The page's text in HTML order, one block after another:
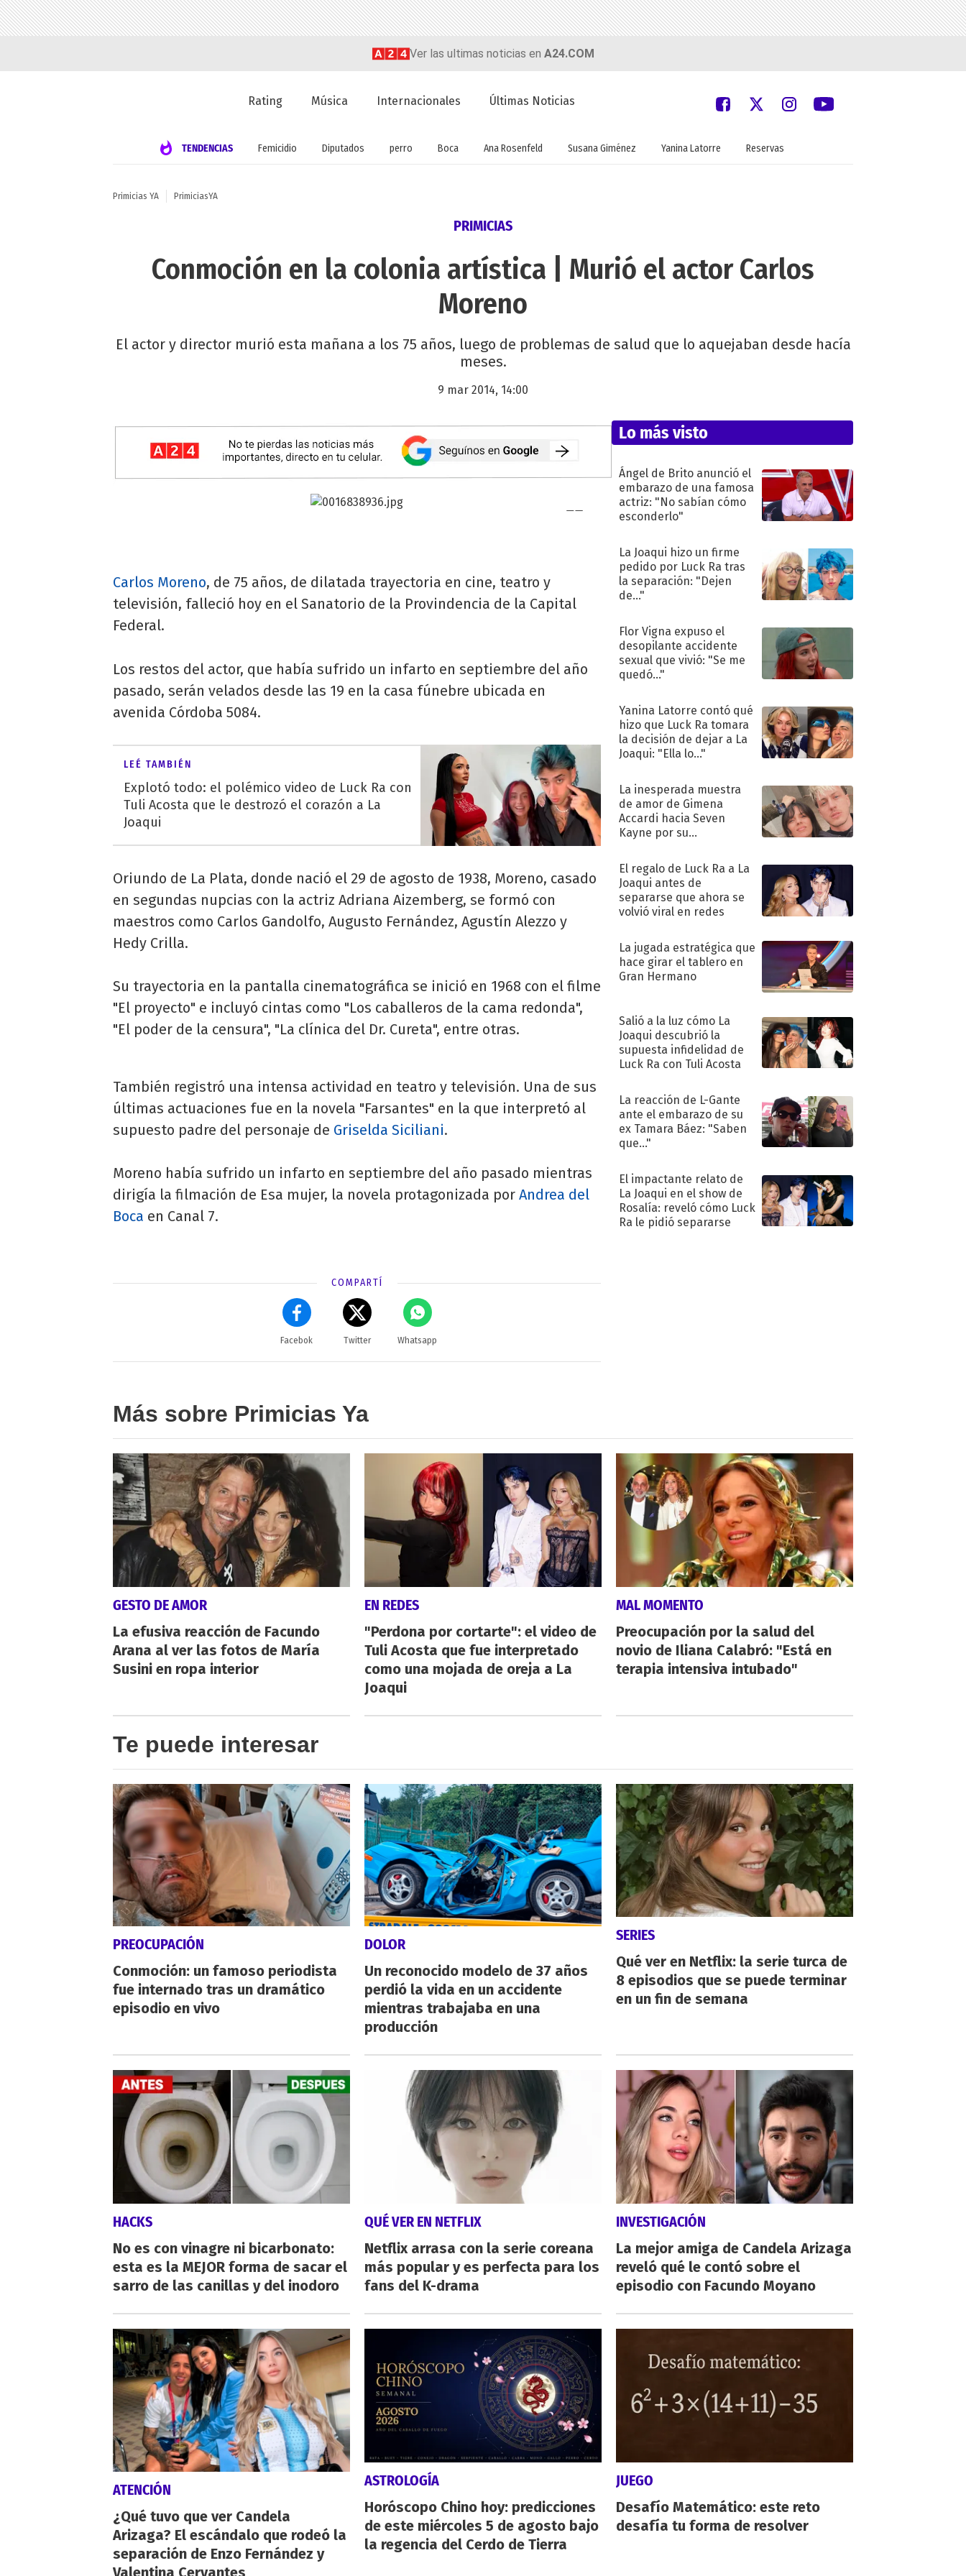
Ver las ultimas noticias en A24.COM
Rating Música Internacionales Últimas Noticias
TENDENCIAS Femicidio Diputados perro Boca Ana Rosenfeld Susana Giménez Yanina Latorre Reservas
Primicias YA PrimiciasYA
PRIMICIAS
Conmoción en la colonia artística | Murió el actor Carlos
Moreno
El actor y director murió esta mañana a los 75 años, luego de problemas de salud que lo aquejaban desde hacía
meses.
9 mar 2014, 14:00
Carlos Moreno, de 75 años, de dilatada trayectoria en cine, teatro y
televisión, falleció hoy en el Sanatorio de la Provindencia de la Capital
Federal.
Los restos del actor, que había sufrido un infarto en septiembre del año
pasado, serán velados desde las 19 en la casa fúnebre ubicada en
avenida Córdoba 5084.
LEÉ TAMBIÉN
Explotó todo: el polémico video de Luck Ra con
Tuli Acosta que le destrozó el corazón a La
Joaqui
Oriundo de La Plata, donde nació el 29 de agosto de 1938, Moreno, casado
en segundas nupcias con la actriz Adriana Aizemberg, se formó con
maestros como Carlos Gandolfo, Augusto Fernández, Agustín Alezzo y
Hedy Crilla.
Su trayectoria en la pantalla cinematográfica se inició en 1968 con el filme
"El proyecto" e incluyó cintas como "Los caballeros de la cama redonda",
"El poder de la censura", "La clínica del Dr. Cureta", entre otras.
También registró una intensa actividad en teatro y televisión. Una de sus
últimas actuaciones fue en la novela "Farsantes" en la que interpretó al
supuesto padre del personaje de Griselda Siciliani.
Moreno había sufrido un infarto en septiembre del año pasado mientras
dirigía la filmación de Esa mujer, la novela protagonizada por Andrea del
Boca en Canal 7.
COMPARTÍ
Facebok Twitter Whatsapp
Lo más visto
Ángel de Brito anunció el
embarazo de una famosa
actriz: "No sabían cómo
esconderlo"
La Joaqui hizo un firme
pedido por Luck Ra tras
la separación: "Dejen
de..."
Flor Vigna expuso el
desopilante accidente
sexual que vivió: "Se me
quedó..."
Yanina Latorre contó qué
hizo que Luck Ra tomara
la decisión de dejar a La
Joaqui: "Ella lo..."
La inesperada muestra
de amor de Gimena
Accardi hacia Seven
Kayne por su
El regalo de Luck Ra a La
Joaqui antes de
separarse que ahora se
volvió viral en redes
La jugada estratégica que
hace girar el tablero en
Gran Hermano
Salió a la luz cómo La
Joaqui descubrió la
supuesta infidelidad de
Luck Ra con Tuli Acosta
La reacción de L-Gante
ante el embarazo de su
ex Tamara Báez: "Saben
que..."
El impactante relato de
La Joaqui en el show de
Rosalía: reveló cómo Luck
Ra le pidió separarse
Más sobre Primicias Ya
GESTO DE AMOR
La efusiva reacción de Facundo
Arana al ver las fotos de María
Susini en ropa interior
EN REDES
"Perdona por cortarte": el video de
Tuli Acosta que fue interpretado
como una mojada de oreja a La
Joaqui
MAL MOMENTO
Preocupación por la salud del
novio de Iliana Calabró: "Está en
terapia intensiva intubado"
Te puede interesar
PREOCUPACIÓN
Conmoción: un famoso periodista
fue internado tras un dramático
episodio en vivo
DOLOR
Un reconocido modelo de 37 años
perdió la vida en un accidente
mientras trabajaba en una
producción
SERIES
Qué ver en Netflix: la serie turca de
8 episodios que se puede terminar
en un fin de semana
HACKS
No es con vinagre ni bicarbonato:
esta es la MEJOR forma de sacar el
sarro de las canillas y del inodoro
QUÉ VER EN NETFLIX
Netflix arrasa con la serie coreana
más popular y es perfecta para los
fans del K-drama
INVESTIGACIÓN
La mejor amiga de Candela Arizaga
reveló qué le contó sobre el
episodio con Facundo Moyano
ATENCIÓN
¿Qué tuvo que ver Candela
Arizaga? El escándalo que rodeó la
separación de Enzo Fernández y
Valentina Cervantes
ASTROLOGÍA
Horóscopo Chino hoy: predicciones
de este miércoles 5 de agosto bajo
la regencia del Cerdo de Tierra
JUEGO
Desafío Matemático: este reto
desafía tu forma de resolver